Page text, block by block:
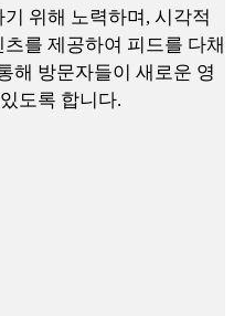
위해 노력하며, 시각적
를 제공하여 피드를 다채
해 방문자들이 새로운 영
도록 합니다.